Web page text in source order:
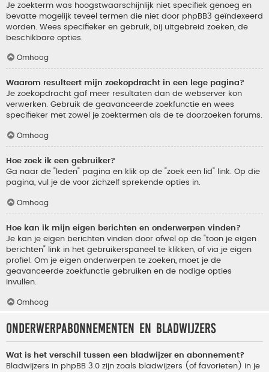
Je zoekterm was hoogstwaarschijnlijk niet specifiek genoeg en
bevatte mogelijk teveel termen die niet door phpBB3 geïndexeerd
worden. Wees specifieker en gebruik, bij uitgebreid zoeken, de
beschikbare opties.
Omhoog
Waarom resulteert mijn zoekopdracht in een lege pagina?
Je zoekopdracht gaf meer resultaten dan de webserver kon
verwerken. Gebruik de geavanceerde zoekfunctie en wees
specifieker met zowel je zoektermen als de te doorzoeken forums.
Omhoog
Hoe zoek ik een gebruiker?
Ga naar de "leden" pagina en klik op de "zoek een lid" link. Op die
pagina, vul je de voor zichzelf sprekende opties in.
Omhoog
Hoe kan ik mijn eigen berichten en onderwerpen vinden?
Je kan je eigen berichten vinden door ofwel op de "toon je eigen
berichten" link in het gebruikerspaneel te klikken, of via je eigen
profiel. Om je eigen onderwerpen te zoeken, moet je de
geavanceerde zoekfunctie gebruiken en de nodige opties
invullen.
Omhoog
Onderwerpabonnementen en bladwijzers
Wat is het verschil tussen een bladwijzer en abonnement?
Bladwijzers in phpBB 3.0 zijn zoals bladwijzers (of favorieten) in je